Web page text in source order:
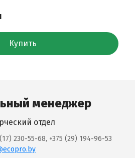
Купить
менеджер
отдел
230-55-68, +375 (29) 194-96-53